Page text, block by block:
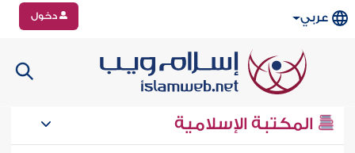
عربي دخول
المكتبة الإسلامية